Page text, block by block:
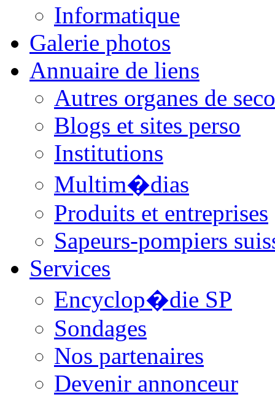
Informatique
Galerie photos
Annuaire de liens
Autres organes de
Blogs et sites perso
Institutions
Multim�dias
Produits et entreprises
Sapeurs-pompiers
Services
Encyclop�die SP
Sondages
Nos partenaires
Devenir annonceur